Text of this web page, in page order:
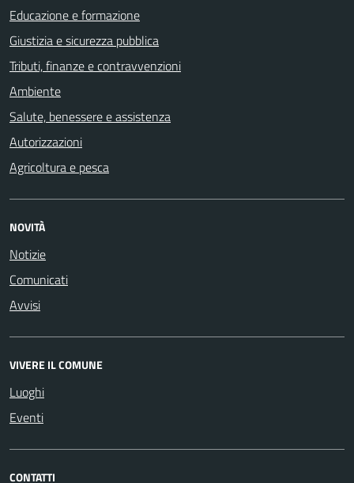
Educazione e formazione
Giustizia e sicurezza pubblica
Tributi, finanze e contravvenzioni
Ambiente
Salute, benessere e assistenza
Autorizzazioni
Agricoltura e pesca
NOVITÀ
Notizie
Comunicati
Avvisi
VIVERE IL COMUNE
Luoghi
Eventi
CONTATTI